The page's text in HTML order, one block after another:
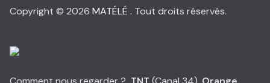
Copyright © 2026 MATÉLÉ . Tout droits réservés.